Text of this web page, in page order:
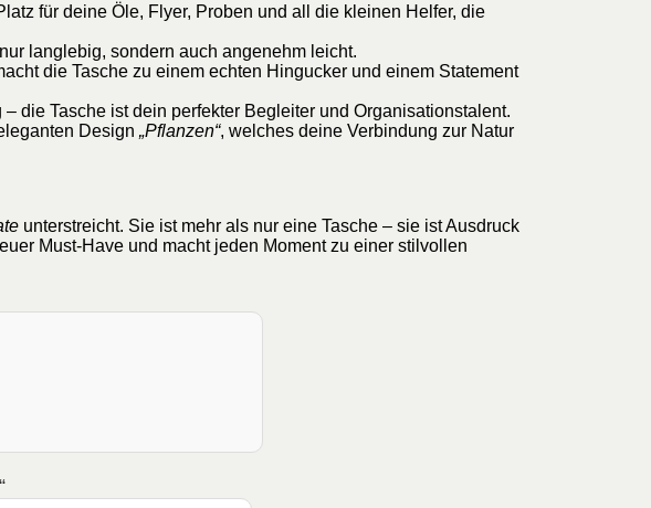
für deine Öle, Flyer, Proben und all die kleinen Helfer, die
langlebig, sondern auch angenehm leicht.
die Tasche zu einem echten Hingucker und einem Statement
die Tasche ist dein perfekter Begleiter und Organisationstalent.
Design „Pflanzen“, welches deine Verbindung zur Natur
unterstreicht. Sie ist mehr als nur eine Tasche – sie ist Ausdruck
Must-Have und macht jeden Moment zu einer stilvollen